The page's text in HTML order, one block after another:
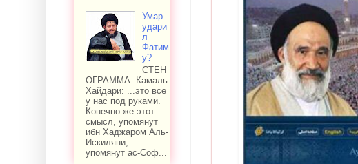
Умар
удари
л
Фатим
у?
СТЕН
ОГРАММА: Камаль
Хайдари: ...это все
у нас под руками.
Конечно же этот
смысл, упомянут
ибн Хаджаром Аль-
Искиляни,
упомянут ас-Соф...